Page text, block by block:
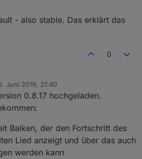
das Update auf 0.8.16 angeboten.
ich in den Einstellungen bei "Aktuellem
auch "latest" einstelle.
- also stable. Das erklärt das
0
Juni 2019, 21:40
von
0.8.17 hochgeladen.
Balken, der den Fortschritt des
Lied anzeigt und über das auch
werden kann